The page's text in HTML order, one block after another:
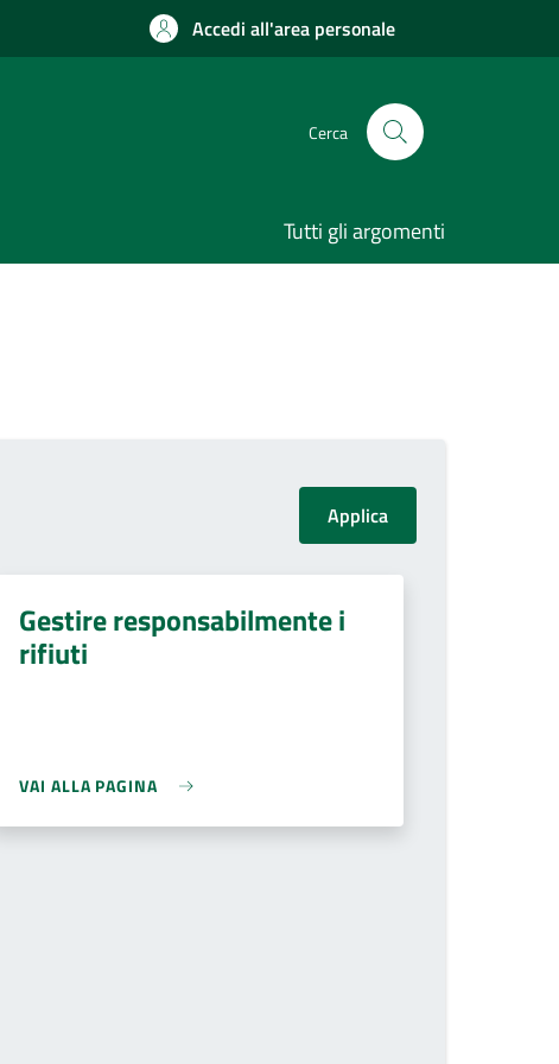
Accedi all'area personale
Cerca
Tutti gli argomenti
Gestire responsabilmente i
rifiuti
VAI ALLA PAGINA